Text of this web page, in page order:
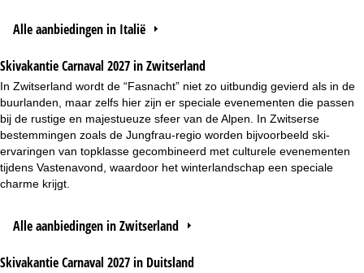
Alle aanbiedingen in Italië
Skivakantie Carnaval 2027 in Zwitserland
In Zwitserland wordt de “Fasnacht” niet zo uitbundig gevierd als in de
buurlanden, maar zelfs hier zijn er speciale evenementen die passen
bij de rustige en majestueuze sfeer van de Alpen. In Zwitserse
bestemmingen zoals de Jungfrau-regio worden bijvoorbeeld ski-
ervaringen van topklasse gecombineerd met culturele evenementen
tijdens Vastenavond, waardoor het winterlandschap een speciale
charme krijgt.
Alle aanbiedingen in Zwitserland
Skivakantie Carnaval 2027 in Duitsland